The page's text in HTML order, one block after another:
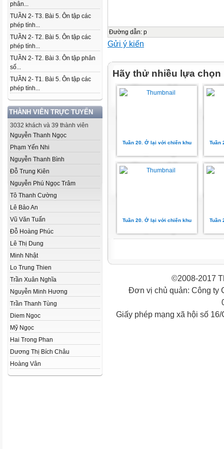
phân...
TUẦN 2- T3. Bài 5. Ôn tập các
phép tính...
TUẦN 2- T2. Bài 5. Ôn tập các
phép tính...
TUẦN 2- T2. Bài 3. Ôn tập phân
số...
TUẦN 2- T1. Bài 5. Ôn tập các
phép tính...
THÀNH VIÊN TRỰC TUYẾN
3032 khách và 39 thành viên
Nguyễn Thanh Ngọc
Phạm Yến Nhi
Nguyễn Thanh Bình
Đỗ Trung Kiên
Nguyễn Phú Ngọc Trâm
Tô Thanh Cường
Lê Bảo An
Vũ Văn Tuấn
Đỗ Hoàng Phúc
Lê Thị Dung
Minh Nhật
Lo Trung Thien
Trần Xuân Nghĩa
Nguyễn Minh Hương
Trần Thanh Tùng
Diem Ngoc
Mỹ Ngọc
Hai Trong Phan
Dương Thị Bích Châu
Hoàng Vân
Đường dẫn: p
Gửi ý kiến
Hãy thử nhiều lựa chọn
Tuần 20. Ở lại với chiến khu Tuần
Tuần 20. Ở lại với chiến khu Tuần
©2008-2017
Đơn vị chủ quản: Công ty
Giấy phép mạng xã hội số